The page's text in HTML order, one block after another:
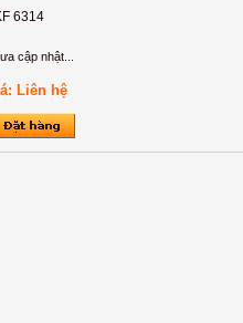
6314
cập nhật...
Liên hệ